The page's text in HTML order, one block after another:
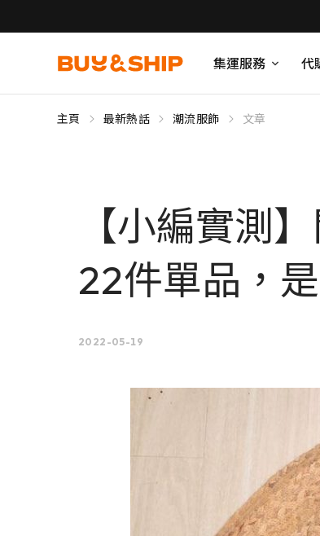
集運服務 代
主頁 最新熱話 潮流服飾 文章
【小編實測
22件單品，
2022-05-19